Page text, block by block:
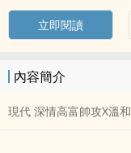
立即閱讀
內容簡介
現代 深情高富帥攻X溫